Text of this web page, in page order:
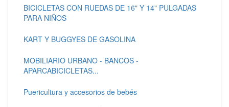
BICICLETAS CON RUEDAS DE 16" Y 14" PULGADAS
PARA NIÑOS
KART Y BUGGYES DE GASOLINA
MOBILIARIO URBANO - BANCOS -
APARCABICICLETAS...
Puericultura y accesorios de bebés